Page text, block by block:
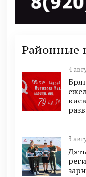
Районные
4
3